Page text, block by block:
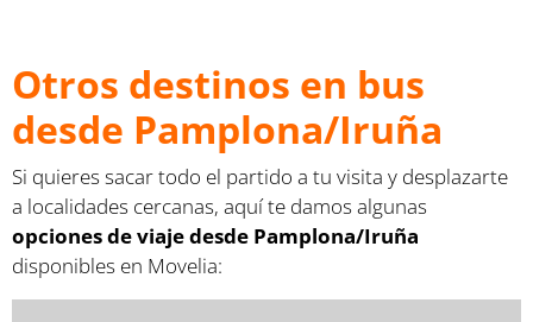
Otros destinos en bus
desde Pamplona/Iruña
Si quieres sacar todo el partido a tu visita y desplazarte
a localidades cercanas, aquí te damos algunas
opciones de viaje desde Pamplona/Iruña
disponibles en Movelia: